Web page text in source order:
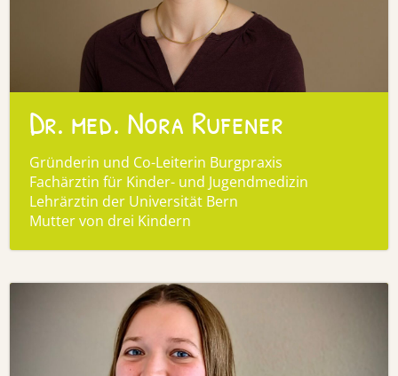
Dr. med. Nora Rufener
Gründerin und Co-Leiterin Burgpraxis
Fachärztin für Kinder- und Jugendmedizin
Lehrärztin der Universität Bern
Mutter von drei Kindern